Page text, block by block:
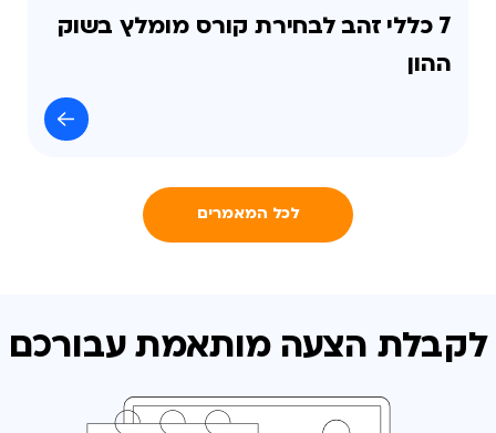
7 כללי זהב לבחירת קורס מומלץ בשוק
ההון
לכל המאמרים
לקבלת הצעה מותאמת עבורכם